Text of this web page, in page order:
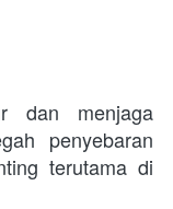
dan menjaga
penyebaran
terutama di